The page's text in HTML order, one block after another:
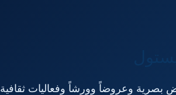
بصرية وعروضاً وورشاً وفعاليات ثقافية